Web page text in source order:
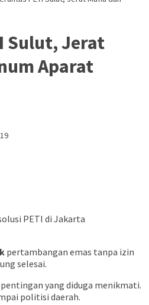
Sulut, Jerat
Aparat
PETI di Jakarta
pertambangan emas tanpa izin
selesai.
yang diduga menikmati.
politisi daerah.